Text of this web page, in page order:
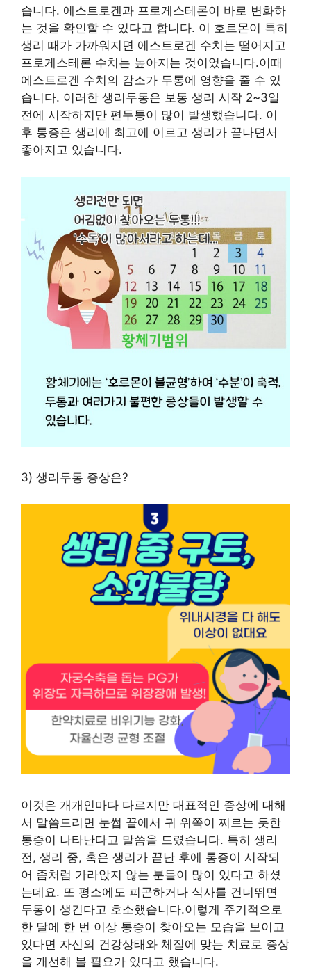
습니다. 에스트로겐과 프로게스테론이 바로 변화하
는 것을 확인할 수 있다고 합니다. 이 호르몬이 특히
생리 때가 가까워지면 에스트로겐 수치는 떨어지고
프로게스테론 수치는 높아지는 것이었습니다.이때
에스트로겐 수치의 감소가 두통에 영향을 줄 수 있
습니다. 이러한 생리두통은 보통 생리 시작 2~3일
전에 시작하지만 편두통이 많이 발생했습니다. 이
후 통증은 생리에 최고에 이르고 생리가 끝나면서
좋아지고 있습니다.
3) 생리두통 증상은?
이것은 개개인마다 다르지만 대표적인 증상에 대해
서 말씀드리면 눈썹 끝에서 귀 위쪽이 찌르는 듯한
통증이 나타난다고 말씀을 드렸습니다. 특히 생리
전, 생리 중, 혹은 생리가 끝난 후에 통증이 시작되
어 좀처럼 가라앉지 않는 분들이 많이 있다고 하셨
는데요. 또 평소에도 피곤하거나 식사를 건너뛰면
두통이 생긴다고 호소했습니다.이렇게 주기적으로
한 달에 한 번 이상 통증이 찾아오는 모습을 보이고
있다면 자신의 건강상태와 체질에 맞는 치료로 증상
을 개선해 볼 필요가 있다고 했습니다.